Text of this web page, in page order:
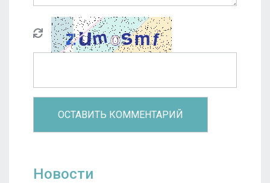
Новости